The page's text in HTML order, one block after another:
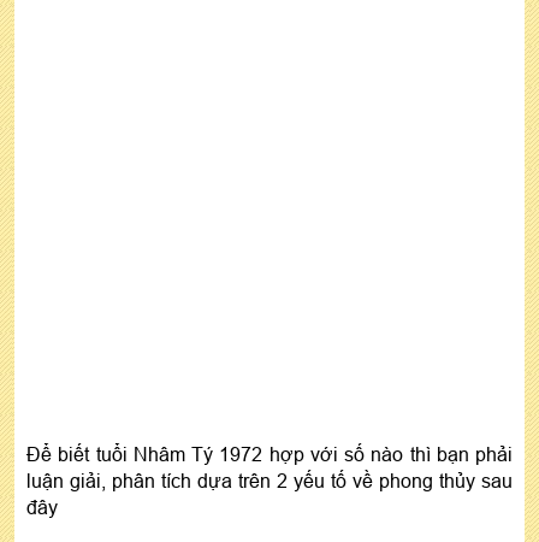
Để biết tuổi Nhâm Tý 1972 hợp với số nào thì bạn phải
luận giải, phân tích dựa trên 2 yếu tố về phong thủy sau
đây